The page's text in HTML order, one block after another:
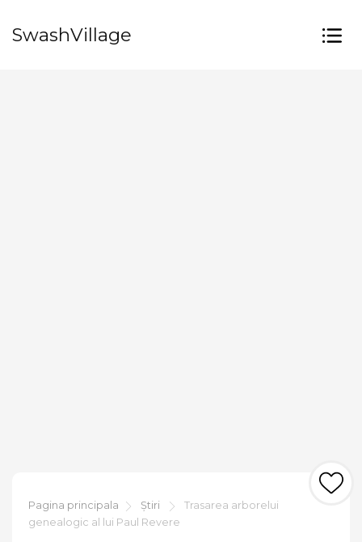
SwashVillage
Pagina principala Știri
Trasarea arborelui
genealogic al lui Paul Revere